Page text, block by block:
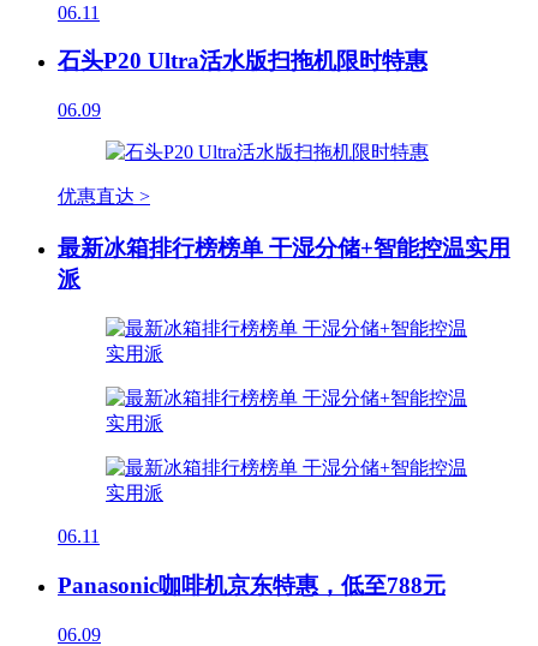
06.11
石头P20 Ultra活水版扫拖机限时特惠
06.09
优惠直达 >
最新冰箱排行榜榜单 干湿分储+智能控温实用
派
06.11
Panasonic咖啡机京东特惠，低至788元
06.09